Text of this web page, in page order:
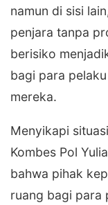
namun di sisi
penjara tanpa
berisiko
bagi para
mereka.
​Menyikapi
Kombes Pol
bahwa pihak
ruang bagi para